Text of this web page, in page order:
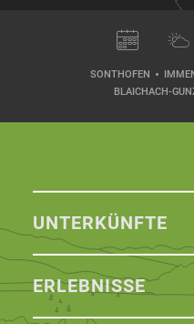
SONTHOFEN
BLAICHACH-
UNTERKÜNFTE
ERLEBNISSE